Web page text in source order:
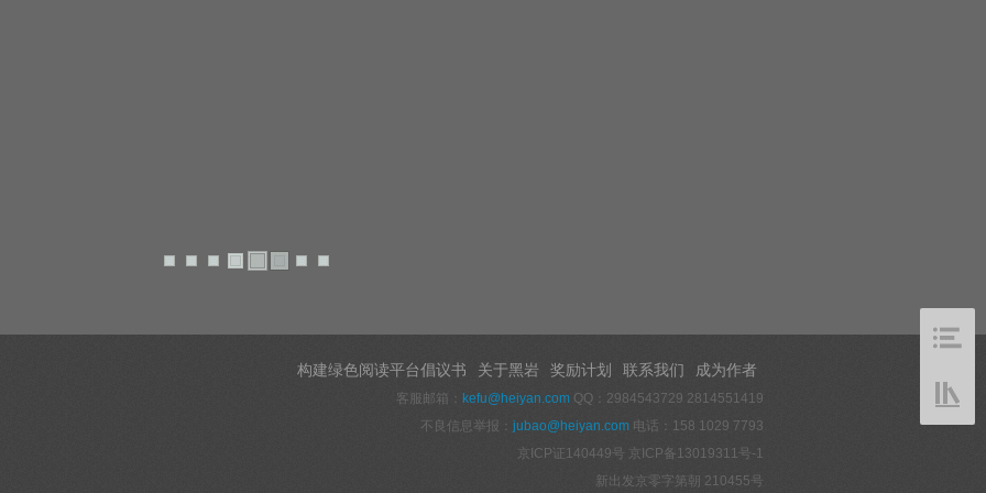
构建绿色阅读平台倡议书 关于黑岩 奖励计划 联系我们 成为作者
客服邮箱： kefu@heiyan.com QQ：2984543729 2814551419
不良信息举报： jubao@heiyan.com 电话：158 1029 7793
京ICP证140449号 京ICP备13019311号-1
新出发京零字第朝 210455号